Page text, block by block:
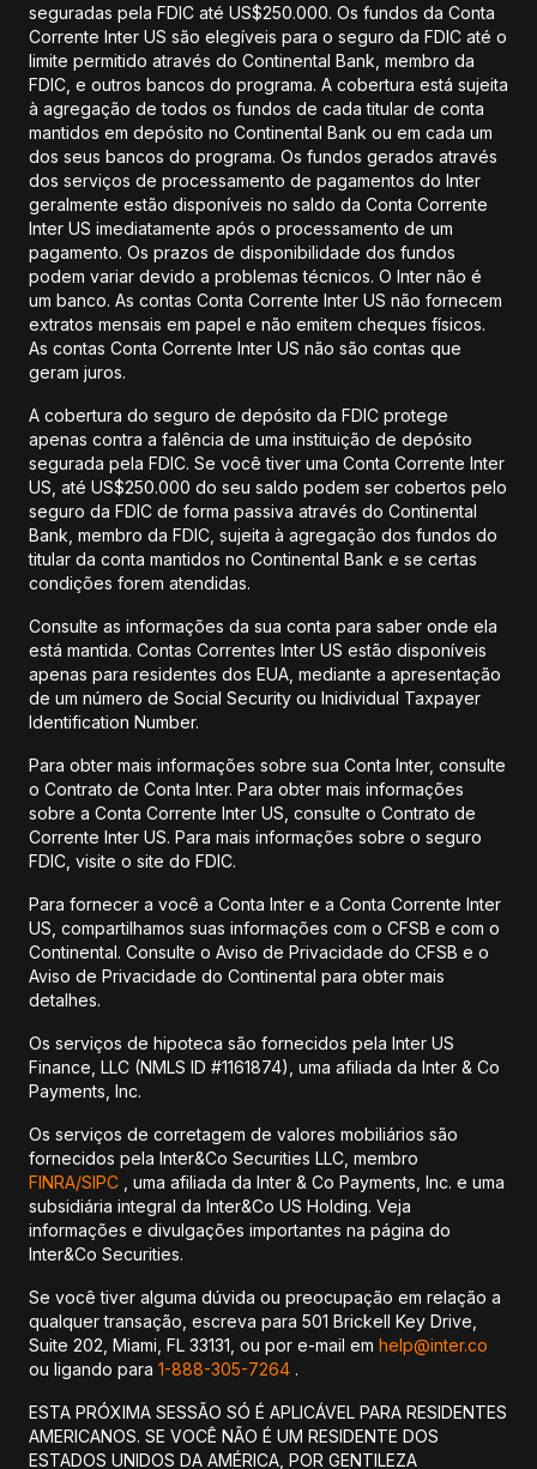
seguradas pela FDIC até US$250.000. Os fundos da Conta
Corrente Inter US são elegíveis para o seguro da FDIC até o
limite permitido através do Continental Bank, membro da
FDIC, e outros bancos do programa. A cobertura está sujeita
à agregação de todos os fundos de cada titular de conta
mantidos em depósito no Continental Bank ou em cada um
dos seus bancos do programa. Os fundos gerados através
dos serviços de processamento de pagamentos do Inter
geralmente estão disponíveis no saldo da Conta Corrente
Inter US imediatamente após o processamento de um
pagamento. Os prazos de disponibilidade dos fundos
podem variar devido a problemas técnicos. O Inter não é
um banco. As contas Conta Corrente Inter US não fornecem
extratos mensais em papel e não emitem cheques físicos.
As contas Conta Corrente Inter US não são contas que
geram juros.
A cobertura do seguro de depósito da FDIC protege
apenas contra a falência de uma instituição de depósito
segurada pela FDIC. Se você tiver uma Conta Corrente Inter
US, até US$250.000 do seu saldo podem ser cobertos pelo
seguro da FDIC de forma passiva através do Continental
Bank, membro da FDIC, sujeita à agregação dos fundos do
titular da conta mantidos no Continental Bank e se certas
condições forem atendidas.
Consulte as informações da sua conta para saber onde ela
está mantida. Contas Correntes Inter US estão disponíveis
apenas para residentes dos EUA, mediante a apresentação
de um número de Social Security ou Inidividual Taxpayer
Identification Number.
Para obter mais informações sobre sua Conta Inter, consulte
o Contrato de Conta Inter. Para obter mais informações
sobre a Conta Corrente Inter US, consulte o Contrato de
Corrente Inter US. Para mais informações sobre o seguro
FDIC, visite o site do FDIC.
Para fornecer a você a Conta Inter e a Conta Corrente Inter
US, compartilhamos suas informações com o CFSB e com o
Continental. Consulte o Aviso de Privacidade do CFSB e o
Aviso de Privacidade do Continental para obter mais
detalhes.
Os serviços de hipoteca são fornecidos pela Inter US
Finance, LLC (NMLS ID #1161874), uma afiliada da Inter & Co
Payments, Inc.
Os serviços de corretagem de valores mobiliários são
fornecidos pela Inter&Co Securities LLC, membro
FINRA/SIPC , uma afiliada da Inter & Co Payments, Inc. e uma
subsidiária integral da Inter&Co US Holding. Veja
informações e divulgações importantes na página do
Inter&Co Securities.
Se você tiver alguma dúvida ou preocupação em relação a
qualquer transação, escreva para 501 Brickell Key Drive,
Suite 202, Miami, FL 33131, ou por e-mail em help@inter.co
ou ligando para 1-888-305-7264 .
ESTA PRÓXIMA SESSÃO SÓ É APLICÁVEL PARA RESIDENTES
AMERICANOS. SE VOCÊ NÃO É UM RESIDENTE DOS
ESTADOS UNIDOS DA AMÉRICA, POR GENTILEZA